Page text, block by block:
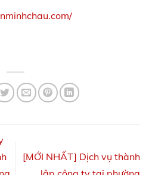
[MỚI NHẤT] Dịch vụ thành